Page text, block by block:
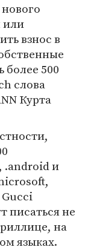
или
взнос в
более 500
слова
Курта
.android и
писаться не
на
языках.